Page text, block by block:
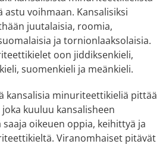
voihmaan. Kansalisiksi
juutalaisia, roomia,
ja tornionlaaksolaisia.
oon jiddiksenkieli,
suomenkieli ja meänkieli.
kansalisia minuriteettikieliä pittää
kuuluu kansalisheen
oikeuen oppia, keihittyä ja
Viranomhaiset pitävät